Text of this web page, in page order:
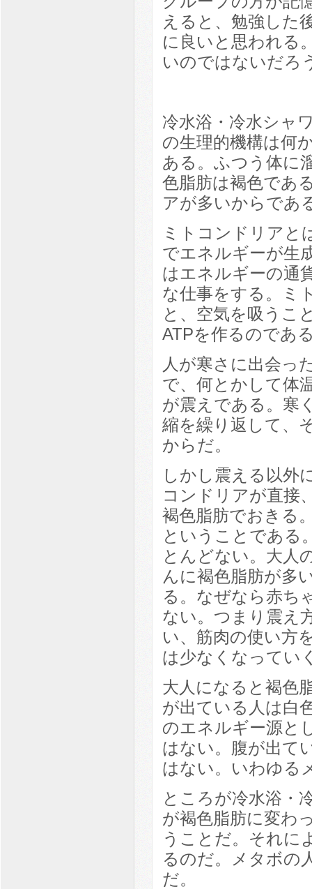
えると、勉強した
に良いと思われる
いのではないだろ
冷水浴・冷水シャ
の生理的機構は何
ある。ふつう体に
色脂肪は褐色であ
アが多いからであ
ミトコンドリアと
でエネルギーが生
はエネルギーの通
な仕事をする。ミ
と、空気を吸うこ
ATPを作るのであ
人が寒さに出会っ
で、何とかして体
が震えである。寒
縮を繰り返して、
からだ。
しかし震える以外
コンドリアが直接
褐色脂肪でおきる
ということである
とんどない。大人
んに褐色脂肪が多
る。なぜなら赤ち
ない。つまり震え
い、筋肉の使い方
は少なくなってい
大人になると褐色
が出ている人は白
のエネルギー源と
はない。腹が出て
はない。いわゆる
ところが冷水浴・
が褐色脂肪に変わ
うことだ。それに
るのだ。メタボの
だ。